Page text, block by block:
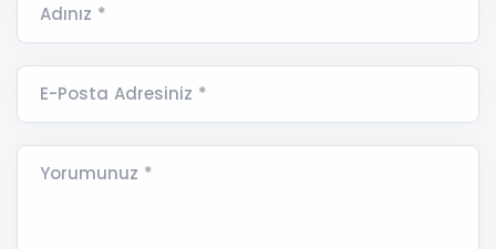
Adınız *
E-Posta Adresiniz *
Yorumunuz *